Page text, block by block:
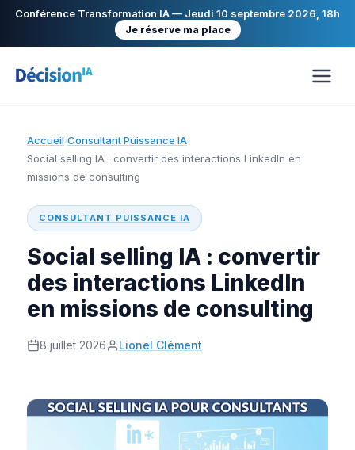
Conférence Transformation IA — Jeudi 10 septembre 2026, 18h
Je réserve ma place
Accueil›Consultant Puissance IA›
Social selling IA : convertir des interactions LinkedIn en
missions de consulting
CONSULTANT PUISSANCE IA
Social selling IA : convertir
des interactions LinkedIn
en missions de consulting
8 juillet 2026 Lionel Clément